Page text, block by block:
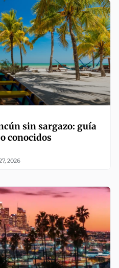
sin sargazo: guía
conocidos
2026